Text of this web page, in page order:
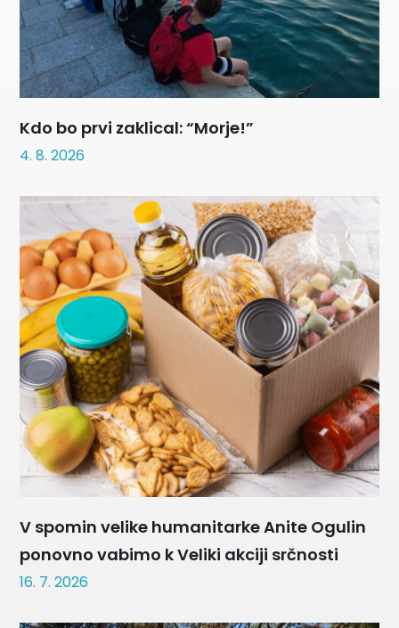
Kdo bo prvi zaklical: “Morje!”
4. 8. 2026
V spomin velike humanitarke Anite Ogulin
ponovno vabimo k Veliki akciji srčnosti
16. 7. 2026